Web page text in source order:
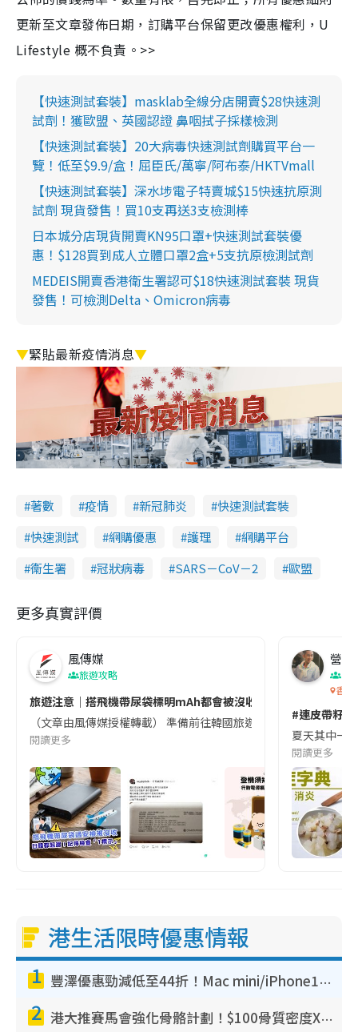
更新至文章發佈日期，訂購平台保留更改優惠權利，U
Lifestyle 概不負責。>>
【快速測試套裝】masklab全線分店開賣$28快速測
試劑！獲歐盟、英國認證 鼻咽拭子採樣檢測
【快速測試套裝】20大病毒快速測試劑購買平台一
覽！低至$9.9/盒！屈臣氏/萬寧/阿布泰/HKTVmall
【快速測試套裝】深水埗電子特賣城$15快速抗原測
試劑 現貨發售！買10支再送3支檢測棒
日本城分店現貨開賣KN95口罩+快速測試套裝優
惠！$128買到成人立體口罩2盒+5支抗原檢測試劑
MEDEIS開賣香港衛生署認可$18快速測試套裝 現貨
發售！可檢測Delta、Omicron病毒
▼緊貼最新疫情消息▼
著數 疫情 新冠肺炎
快速測試套裝
快速測試
網購優惠 護理
網購平台
衞生署
冠狀病毒 SARS－CoV－2 歐盟
更多真實評價
風傳媒
旅遊攻略
旅遊注意｜搭飛機帶尿袋標明mAh都會被沒收😱出發前切記檢查
（文章由風傳媒授權轉載） 準備前往韓國旅遊的民眾，近期要
閱讀更多
營養
香港
#連皮帶籽
夏天其中一
閱讀更多
港生活限時優惠情報
1 豐澤優惠勁減低至44折！Mac mini/iPhone17Pro大減價！廚房家電$220起
2 港大推賽馬會強化骨骼計劃！$100骨質密度X光檢查 完成免費運動訓練送超市禮券！附參加資格